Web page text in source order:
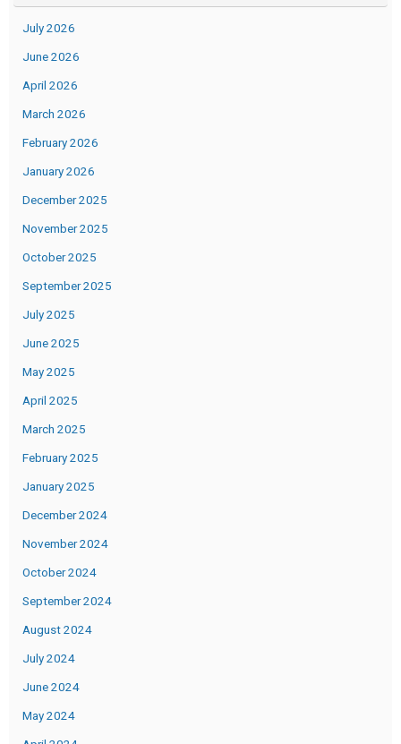
July 2026
June 2026
April 2026
March 2026
February 2026
January 2026
December 2025
November 2025
October 2025
September 2025
July 2025
June 2025
May 2025
April 2025
March 2025
February 2025
January 2025
December 2024
November 2024
October 2024
September 2024
August 2024
July 2024
June 2024
May 2024